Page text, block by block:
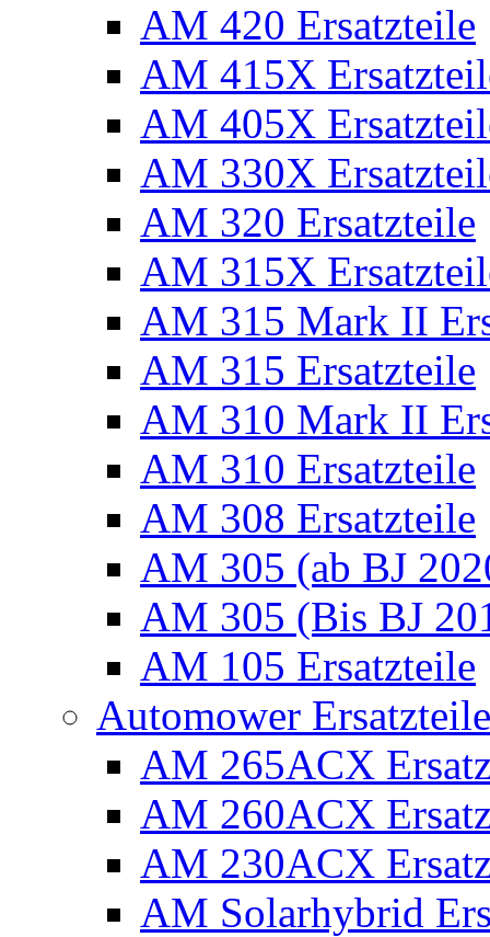
AM 420 Ersatzteile
AM 415X
AM 405X
AM 330X
AM 320 Ersatzteile
AM 315X
AM 315 Mark II
AM 315 Ersatzteile
AM 310 Mark II
AM 310 Ersatzteile
AM 308 Ersatzteile
AM 305 (ab BJ
AM 305 (Bis BJ
AM 105 Ersatzteile
Automower
AM 265ACX
AM 260ACX
AM 230ACX
AM Solarhybrid